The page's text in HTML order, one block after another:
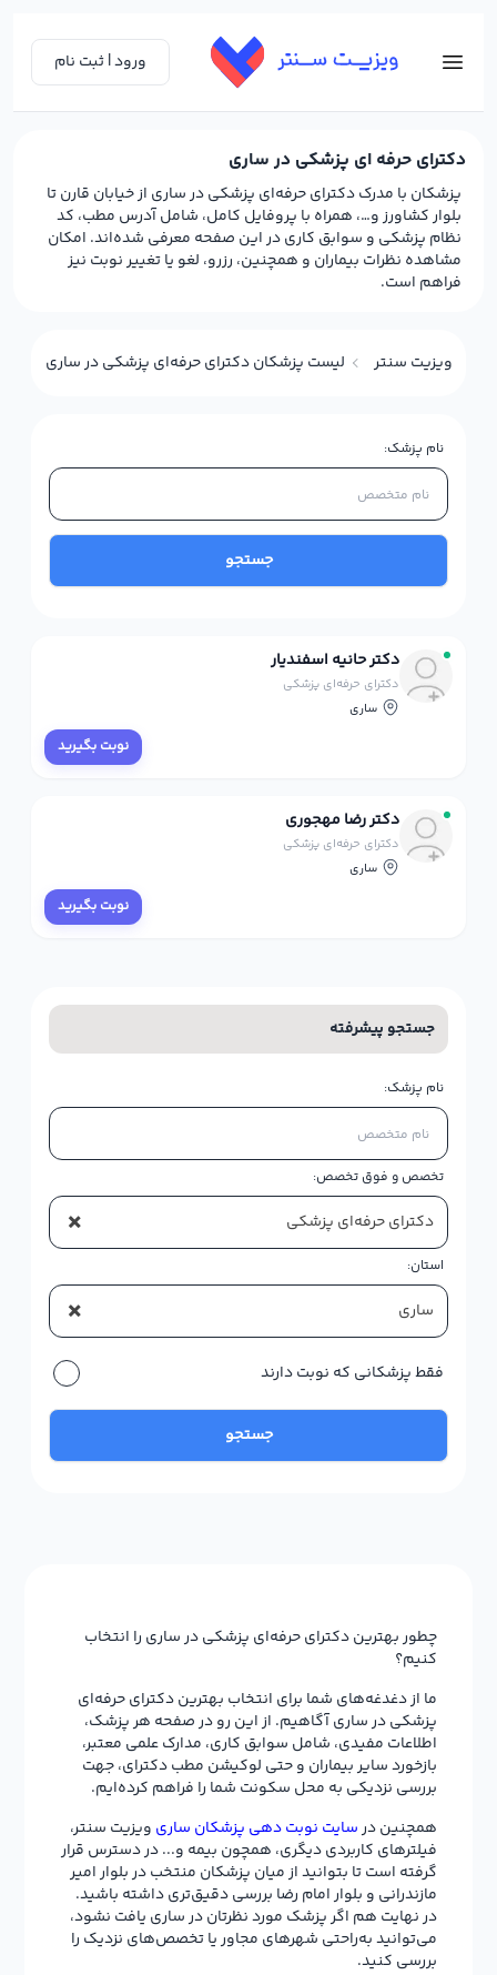
ورود | ثبت نام
دکترای حرفه ای پزشکی در ساری
پزشکان با مدرک دکترای حرفه‌ای پزشکی در ساری از خیابان قارن تا
بلوار کشاورز و…، همراه با پروفایل کامل، شامل آدرس مطب، کد
نظام پزشکی و سوابق کاری در این صفحه معرفی شده‌اند. امکان
مشاهده نظرات بیماران و همچنین، رزرو، لغو یا تغییر نوبت نیز
فراهم است.
ویزیت سنتر لیست پزشکان دکترای حرفه‌ای پزشکی در ساری
نام پزشک:
جستجو
دکتر حانیه اسفندیار
دکترای حرفه‌ای پزشکی
ساری
نوبت بگیرید
دکتر رضا مهجوری
دکترای حرفه‌ای پزشکی
ساری
نوبت بگیرید
جستجو پیشرفته
نام پزشک:
تخصص و فوق تخصص:
× دکترای حرفه‌ای پزشکی
استان:
× ساری
فقط پزشکانی که نوبت دارند
جستجو
چطور بهترین دکترای حرفه‌ای پزشکی در ساری را انتخاب
کنیم؟
ما از دغدغه‌های شما برای انتخاب بهترین دکترای حرفه‌ای
پزشکی در ساری آگاهیم. از این رو در صفحه هر پزشک،
اطلاعات مفیدی، شامل سوابق کاری، مدارک علمی معتبر،
بازخورد سایر بیماران و حتی لوکیشن مطب دکترای، جهت
بررسی نزدیکی به محل سکونت شما را فراهم کرده‌ایم.
همچنین درسایت نوبت دهی پزشکان ساری ویزیت سنتر،
فیلترهای کاربردی دیگری، همچون بیمه و... در دسترس قرار
گرفته است تا بتوانید از میان پزشکان منتخب در بلوار امیر
مازندرانی و بلوار امام رضا بررسی دقیق‌تری داشته باشید.
در نهایت هم اگر پزشک مورد نظرتان در ساری یافت نشود،
می‌توانید به‌راحتی شهرهای مجاور یا تخصص‌های نزدیک را
بررسی کنید.